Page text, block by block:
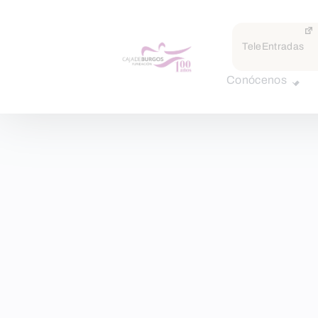
TeleEntradas
Conócenos